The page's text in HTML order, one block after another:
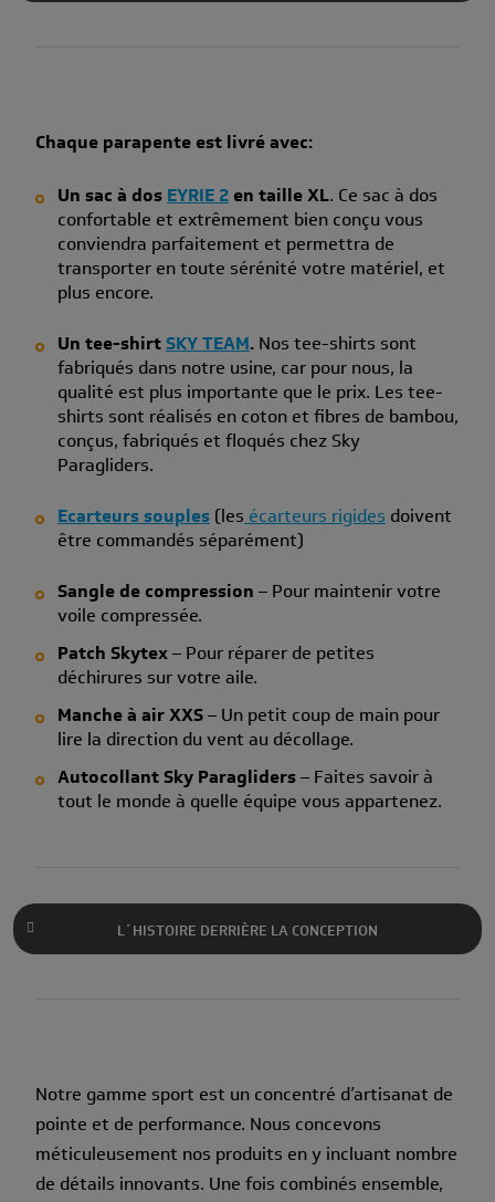
Chaque parapente est livré avec:
Un sac à dos EYRIE 2en taille XL. Ce sac à dos
confortable et extrêmement bien conçu vous
conviendra parfaitement et permettra de
transporter en toute sérénité votre matériel, et
plus encore.
Un tee-shirtSKY TEAM.Nos tee-shirts sont
fabriqués dans notre usine, car pour nous, la
qualité est plus importante que le prix. Les tee-
shirts sont réalisés en coton et fibres de bambou,
conçus, fabriqués et floqués chez Sky
Paragliders.
Ecarteurs souples(les écarteurs rigides doivent
être commandés séparément)
Sangle de compression – Pour maintenir votre
voile compressée.
Patch Skytex– Pour réparer de petites
déchirures sur votre aile.
Manche à air XXS– Un petit coup de main pour
lire la direction du vent au décollage.
Autocollant Sky Paragliders– Faites savoir à
tout le monde à quelle équipe vous appartenez.
L´HISTOIRE DERRIÈRE LA CONCEPTION
Notre gamme sport est un concentré d’artisanat de
pointe et de performance. Nous concevons
méticuleusement nos produits en y incluant nombre
de détails innovants. Une fois combinés ensemble,